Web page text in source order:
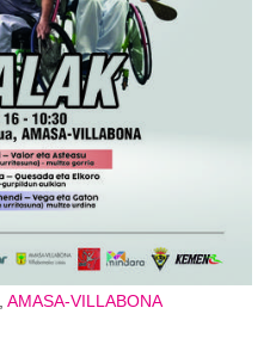
AMASA-VILLABONA